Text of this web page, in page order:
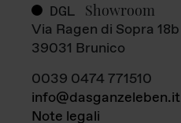
DGL Showroom
Via Ragen di Sopra 18b
39031 Brunico
0039 0474 771510
info@dasganzeleben.it
Note legali